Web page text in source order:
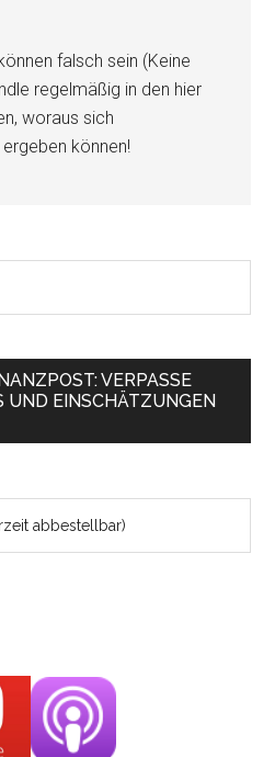
falsch sein (Keine
regelmäßig in den hier
woraus sich
können!
VERPASSE
UND EINSCHÄTZUNGEN